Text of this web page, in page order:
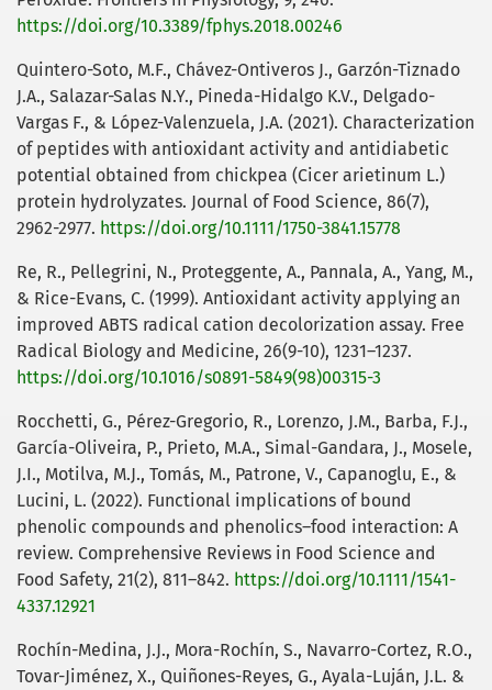
https://doi.org/10.3389/fphys.2018.00246
Quintero-Soto, M.F., Chávez-Ontiveros J., Garzón-Tiznado
J.A., Salazar-Salas N.Y., Pineda-Hidalgo K.V., Delgado-
Vargas F., & López-Valenzuela, J.A. (2021). Characterization
of peptides with antioxidant activity and antidiabetic
potential obtained from chickpea (Cicer arietinum L.)
protein hydrolyzates. Journal of Food Science, 86(7),
2962-2977. https://doi.org/10.1111/1750-3841.15778
Re, R., Pellegrini, N., Proteggente, A., Pannala, A., Yang, M.,
& Rice-Evans, C. (1999). Antioxidant activity applying an
improved ABTS radical cation decolorization assay. Free
Radical Biology and Medicine, 26(9-10), 1231–1237.
https://doi.org/10.1016/s0891-5849(98)00315-3
Rocchetti, G., Pérez-Gregorio, R., Lorenzo, J.M., Barba, F.J.,
García-Oliveira, P., Prieto, M.A., Simal-Gandara, J., Mosele,
J.I., Motilva, M.J., Tomás, M., Patrone, V., Capanoglu, E., &
Lucini, L. (2022). Functional implications of bound
phenolic compounds and phenolics–food interaction: A
review. Comprehensive Reviews in Food Science and
Food Safety, 21(2), 811–842. https://doi.org/10.1111/1541-
4337.12921
Rochín-Medina, J.J., Mora-Rochín, S., Navarro-Cortez, R.O.,
Tovar-Jiménez, X., Quiñones-Reyes, G., Ayala-Luján, J.L. &